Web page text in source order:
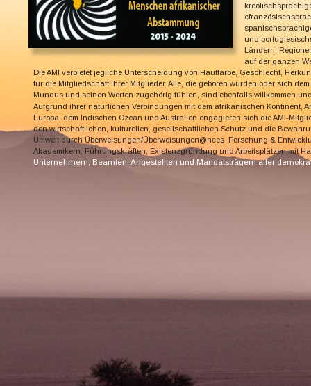
und
Ländern,
auf der ganzen
Die AMI verbietet jegliche Unterscheidung von Hautfarbe, Geschlecht,
für die Mitgliedschaft ihrer Mitglieder. Alle, die geboren wurden oder sich
Mundus und seinen Werten zugehörig fühlen, sind ebenfalls willkommen
Aufgrund ihrer natürlichen Verbindungen mit dem afrikanischen Kontinent,
Europa, dem Indischen Ozean und Australien engagieren sich die AMI-
den wirtschaftlichen, kulturellen, gesellschaftlichen Schutz und die
Umwelt durch Überweisungen/Überweisungen@nces  Forschung &
Akademikern, Führungskräften, Existenzgründung und Arbeitsplätzen mit
Unternehmern, Beamten, Angestellten und Mandatsträgern aller